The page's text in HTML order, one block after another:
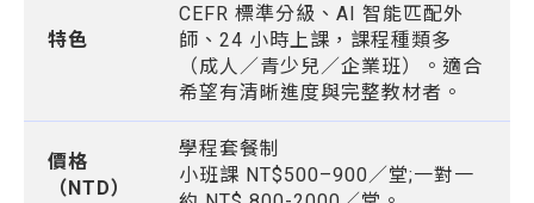
特色
CEFR 標準分級、AI 智能匹配外
師、24 小時上課，課程種類多
（成人／青少兒／企業班）。適合
希望有清晰進度與完整教材者。
價格
（NTD）
學程套餐制
小班課 NT$500–900／堂;一對一